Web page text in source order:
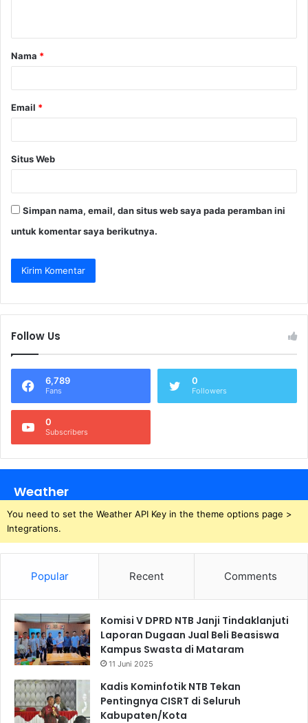
a
r
Nama *
Email *
Situs Web
Simpan nama, email, dan situs web saya pada peramban ini
untuk komentar saya berikutnya.
Follow Us
6,789
Fans
0
Followers
0
Subscribers
Weather
You need to set the Weather API Key in the theme options page >
Integrations.
Popular Recent Comments
Komisi V DPRD NTB Janji Tindaklanjuti
Laporan Dugaan Jual Beli Beasiswa
Kampus Swasta di Mataram
11 Juni 2025
Kadis Kominfotik NTB Tekan
Pentingnya CISRT di Seluruh
Kabupaten/Kota